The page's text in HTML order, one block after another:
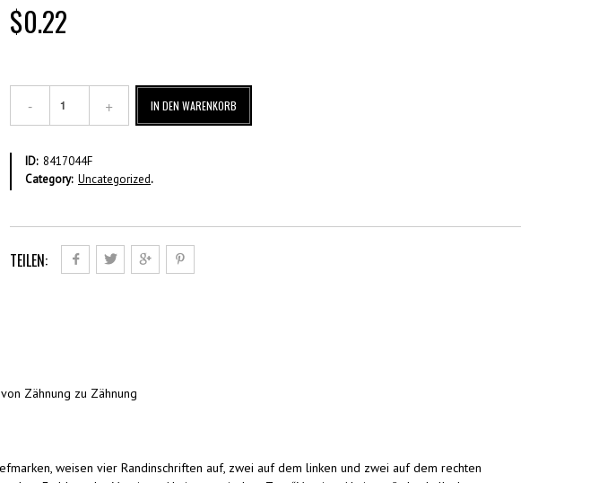
$0.22
0,20
Einzelmarke
Gestempelt
Menge
IN DEN WARENKORB
ID: 8417044F
Category: Uncategorized.
TEILEN:
Zähnung zu Zähnung
weisen vier Randinschriften auf, zwei auf dem linken und zwei auf dem rechten